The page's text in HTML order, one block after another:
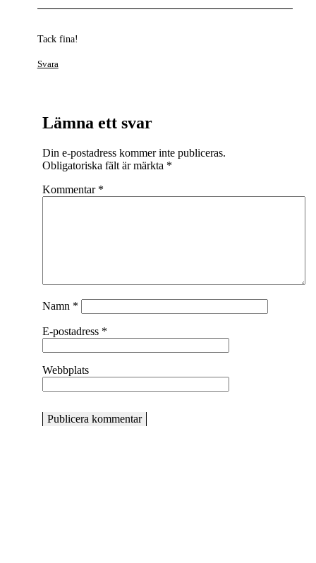
Tack fina!
Svara
Lämna ett svar
Din e-postadress kommer inte publiceras.
Obligatoriska fält är märkta *
Kommentar *
Namn *
E-postadress *
Webbplats